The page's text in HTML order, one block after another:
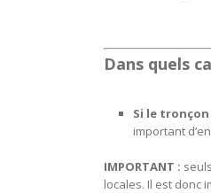
Dans quels
Si le
important
IMPORTANT :
locales. Il est donc